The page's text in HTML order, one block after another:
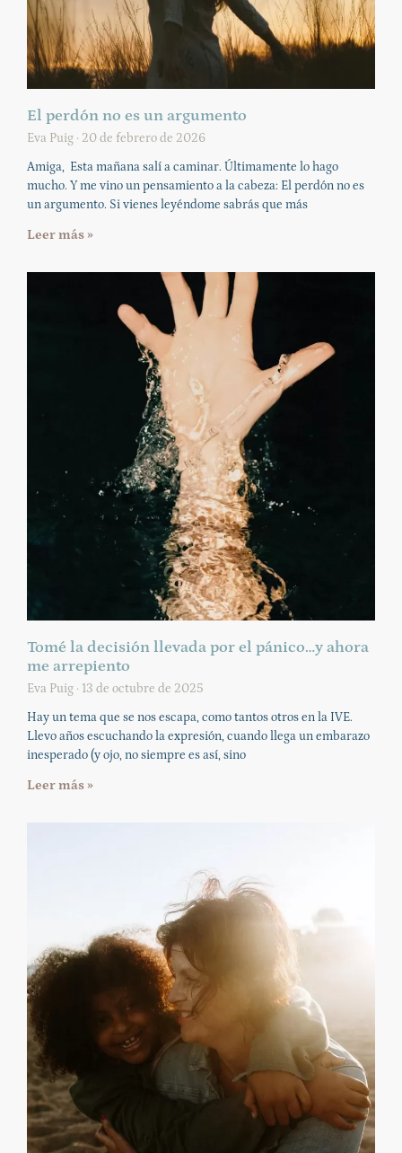
El perdón no es un argumento
Eva Puig
20 de febrero de 2026
Amiga, Esta mañana salí a caminar. Últimamente lo hago
mucho. Y me vino un pensamiento a la cabeza: El perdón no es
un argumento. Si vienes leyéndome sabrás que más
Leer más »
Tomé la decisión llevada por el pánico…y ahora
me arrepiento
Eva Puig
13 de octubre de 2025
Hay un tema que se nos escapa, como tantos otros en la IVE.
Llevo años escuchando la expresión, cuando llega un embarazo
inesperado (y ojo, no siempre es así, sino
Leer más »